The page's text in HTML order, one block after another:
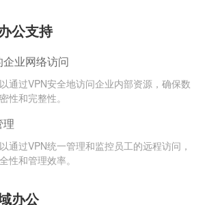
公支持
业网络访问
通过VPN安全地访问企业内部资源，确保数
性和完整性。
理
通过VPN统一管理和监控员工的远程访问，
性和管理效率。
办公